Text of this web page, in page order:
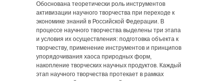
Обоснована теоретически роль инструментов
активизации научного творчества при переходе к
экономике знаний в Российской Федерации. В
процессе научного творчества выделены три этапа
и условия их осуществления: подготовка объекта к
творчеству, применение инструментов и принципов
упорядочивания хаоса природных форм,
накопление творческих научных продуктов. Каждый
этап научного творчества протекает в рамках